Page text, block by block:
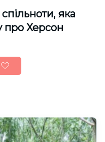
яка
про Херсон